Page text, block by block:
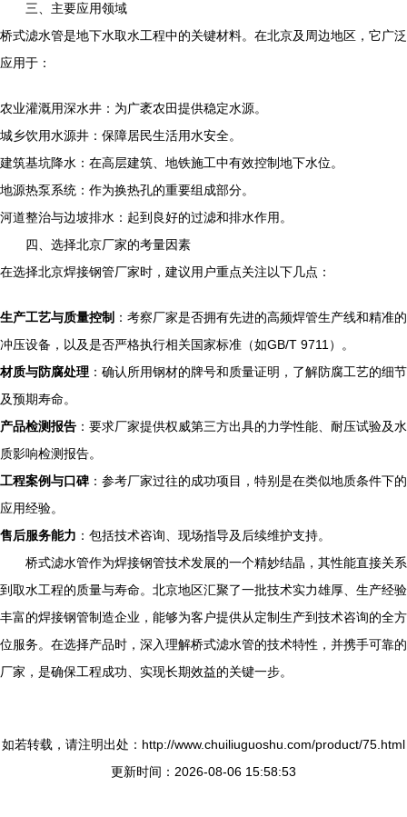
三、主要应用领域
桥式滤水管是地下水取水工程中的关键材料。在北京及周边地区，它广泛
应用于：
农业灌溉用深水井：为广袤农田提供稳定水源。
城乡饮用水源井：保障居民生活用水安全。
建筑基坑降水：在高层建筑、地铁施工中有效控制地下水位。
地源热泵系统：作为换热孔的重要组成部分。
河道整治与边坡排水：起到良好的过滤和排水作用。
四、选择北京厂家的考量因素
在选择北京焊接钢管厂家时，建议用户重点关注以下几点：
生产工艺与质量控制 ：考察厂家是否拥有先进的高频焊管生产线和精准的
冲压设备，以及是否严格执行相关国家标准（如GB/T 9711）。
材质与防腐处理 ：确认所用钢材的牌号和质量证明，了解防腐工艺的细节
及预期寿命。
产品检测报告 ：要求厂家提供权威第三方出具的力学性能、耐压试验及水
质影响检测报告。
工程案例与口碑 ：参考厂家过往的成功项目，特别是在类似地质条件下的
应用经验。
售后服务能力 ：包括技术咨询、现场指导及后续维护支持。
桥式滤水管作为焊接钢管技术发展的一个精妙结晶，其性能直接关系
到取水工程的质量与寿命。北京地区汇聚了一批技术实力雄厚、生产经验
丰富的焊接钢管制造企业，能够为客户提供从定制生产到技术咨询的全方
位服务。在选择产品时，深入理解桥式滤水管的技术特性，并携手可靠的
厂家，是确保工程成功、实现长期效益的关键一步。
如若转载，请注明出处：http://www.chuiliuguoshu.com/product/75.html
更新时间：2026-08-06 15:58:53